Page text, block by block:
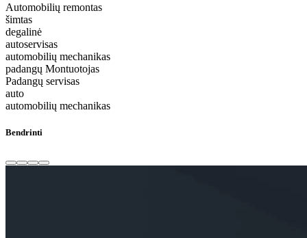
Automobilių remontas
šimtas
degalinė
autoservisas
automobilių mechanikas
padangų Montuotojas
Padangų servisas
auto
automobilių mechanikas
Bendrinti